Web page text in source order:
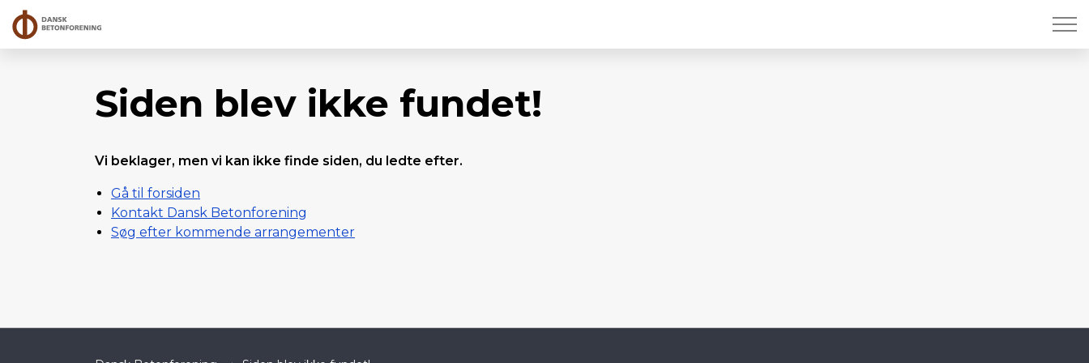
Siden blev ikke fundet!
Vi beklager, men vi kan ikke finde siden, du ledte efter.
Gå til forsiden
Kontakt Dansk Betonforening
Søg efter kommende arrangementer